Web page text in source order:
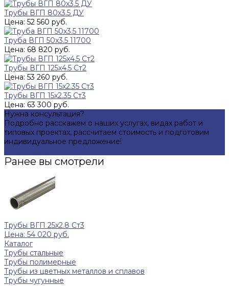
Трубы ВГП 80х3.5 ДУ
Цена: 52 560 руб.
Труба ВГП 50x3.5 11700
Цена: 68 820 руб.
Трубы ВГП 125x4.5 Ст2
Цена: 53 260 руб.
Трубы ВГП 15x2.35 Ст3
Цена: 63 300 руб.
Нужна консультация?
Подробно расскажем о наших услугах, видах работ и
типовых проектах, рассчитаем стоимость и подготовим
индивидуальное предложение!
Ранее вы смотрели
Трубы ВГП 25x2.8 Ст3
Цена: 54 020 руб.
Каталог
Трубы стальные
Трубы полимерные
Трубы из цветных металлов и сплавов
Трубы чугунные